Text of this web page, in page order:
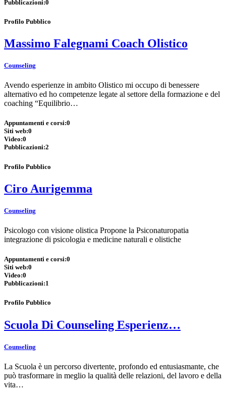
Pubblicazioni:0
Profilo Pubblico
Massimo Falegnami Coach Olistico
Counseling
Avendo esperienze in ambito Olistico mi occupo di benessere
alternativo ed ho competenze legate al settore della formazione e del
coaching “Equilibrio…
Appuntamenti e corsi:0
Siti web:0
Video:0
Pubblicazioni:2
Profilo Pubblico
Ciro Aurigemma
Counseling
Psicologo con visione olistica Propone la Psiconaturopatia
integrazione di psicologia e medicine naturali e olistiche
Appuntamenti e corsi:0
Siti web:0
Video:0
Pubblicazioni:1
Profilo Pubblico
Scuola Di Counseling Esperienz…
Counseling
La Scuola è un percorso divertente, profondo ed entusiasmante, che
può trasformare in meglio la qualità delle relazioni, del lavoro e della
vita…